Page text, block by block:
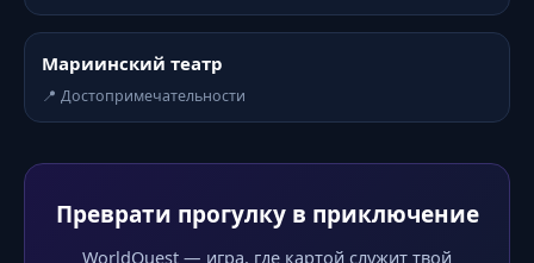
Мариинский театр
📍 Достопримечательности
Преврати прогулку в приключение
WorldQuest — игра, где картой служит твой